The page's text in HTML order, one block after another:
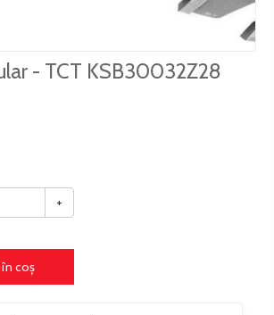
- TCT KSB30032Z28
+
în coş